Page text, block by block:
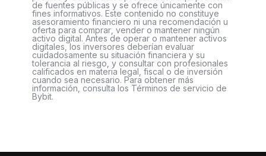
de fuentes públicas y se ofrece únicamente con
fines informativos. Este contenido no constituye
asesoramiento financiero ni una recomendación u
oferta para comprar, vender o mantener ningún
activo digital. Antes de operar o mantener activos
digitales, los inversores deberían evaluar
cuidadosamente su situación financiera y su
tolerancia al riesgo, y consultar con profesionales
calificados en materia legal, fiscal o de inversión
cuando sea necesario. Para obtener más
información, consulta los Términos de servicio de
Bybit.